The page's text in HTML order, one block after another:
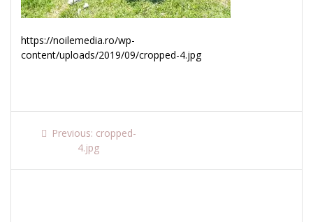
https://noilemedia.ro/wp-
content/uploads/2019/09/cropped-4.jpg
Navigare
Previous: Previous
post:
cropped-
4.jpg